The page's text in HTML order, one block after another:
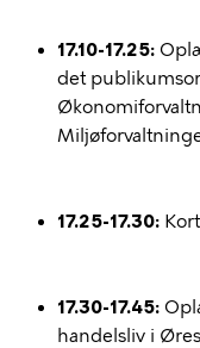
17.10-17.25:
det
17.25-17.30:
17.30-17.45:
handelsliv i